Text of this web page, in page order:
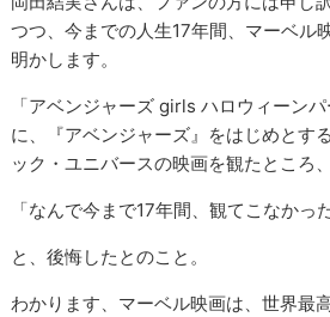
つつ、今までの人生17年間、マーベル
明かします。
「アベンジャーズ girls ハロウィーン
に、『アベンジャーズ』をはじめとす
ック・ユニバースの映画を観たところ、
「なんで今まで17年間、観てこなかっ
と、後悔したとのこと。
わかります、マーベル映画は、世界最